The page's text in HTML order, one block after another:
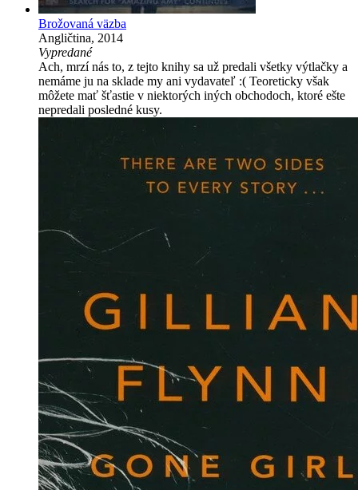
Brožovaná väzba
Angličtina, 2014
Vypredané
Ach, mrzí nás to, z tejto knihy sa už predali všetky výtlačky a
nemáme ju na sklade my ani vydavateľ :( Teoreticky však
môžete mať šťastie v niektorých iných obchodoch, ktoré ešte
nepredali posledné kusy.